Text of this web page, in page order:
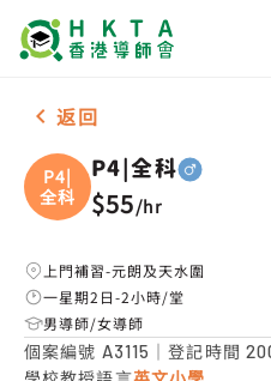
男-1名 P4|全科，元朗及天
返回
P4|
全科
P4|全科
$55/hr
上門補習-元朗及天水圍
一星期2日-2小時/堂
男導師/女導師
個案編號 A3115 ｜登記時間